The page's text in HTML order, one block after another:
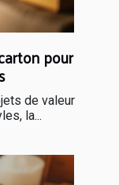
pour
de valeur
la...